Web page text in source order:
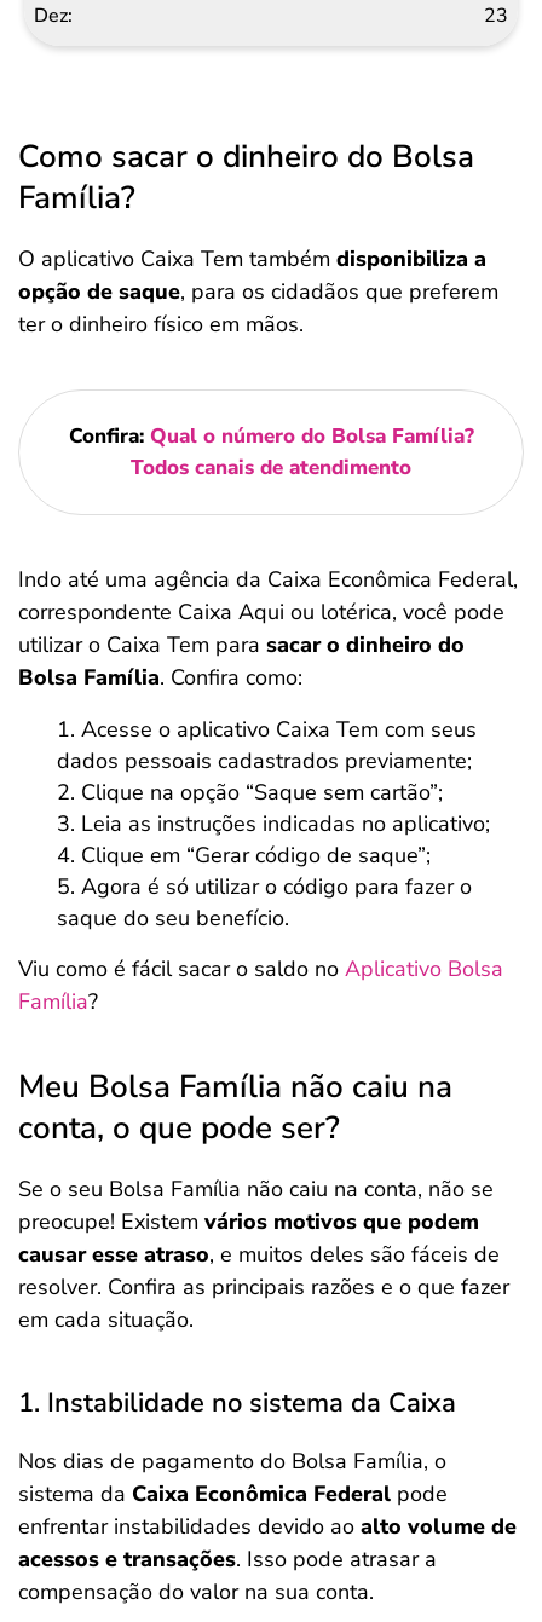
23
Como sacar o dinheiro do Bolsa
Família?
O aplicativo Caixa Tem também disponibiliza a
opção de saque, para os cidadãos que preferem
ter o dinheiro físico em mãos.
Confira: Qual o número do Bolsa Família?
Todos canais de atendimento
Indo até uma agência da Caixa Econômica Federal,
correspondente Caixa Aqui ou lotérica, você pode
utilizar o Caixa Tem para sacar o dinheiro do
Bolsa Família. Confira como:
Acesse o aplicativo Caixa Tem com seus
dados pessoais cadastrados previamente;
Clique na opção “Saque sem cartão”;
Leia as instruções indicadas no aplicativo;
Clique em “Gerar código de saque”;
Agora é só utilizar o código para fazer o
saque do seu benefício.
Viu como é fácil sacar o saldo no Aplicativo Bolsa
Família?
Meu Bolsa Família não caiu na
conta, o que pode ser?
Se o seu Bolsa Família não caiu na conta, não se
preocupe! Existem vários motivos que podem
causar esse atraso, e muitos deles são fáceis de
resolver. Confira as principais razões e o que fazer
em cada situação.
1. Instabilidade no sistema da Caixa
Nos dias de pagamento do Bolsa Família, o
sistema da Caixa Econômica Federal pode
enfrentar instabilidades devido ao alto volume de
acessos e transações. Isso pode atrasar a
compensação do valor na sua conta.